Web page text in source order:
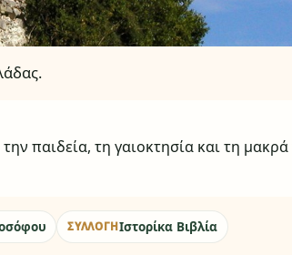
παιδεία, τη γαιοκτησία και τη
ΣΥΛΛΟΓΉΙστορίκα Βιβλία